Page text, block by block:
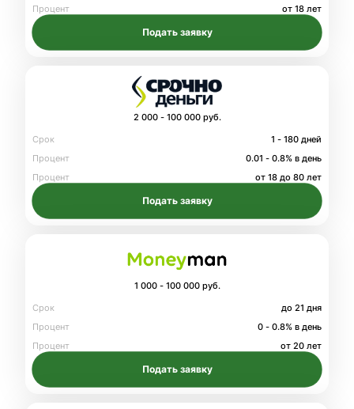
Процент
от 18 лет
Подать заявку
2 000 - 100 000 руб.
Срок
1 - 180 дней
Процент
0.01 - 0.8% в день
Процент
от 18 до 80 лет
Подать заявку
1 000 - 100 000 руб.
Срок
до 21 дня
Процент
0 - 0.8% в день
Процент
от 20 лет
Подать заявку